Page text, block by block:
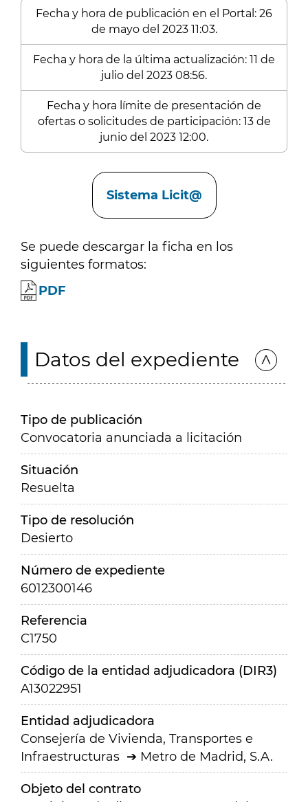
Fecha y hora de publicación en el Portal: 26
de mayo del 2023 11:03.
Fecha y hora de la última actualización: 11 de
julio del 2023 08:56.
Fecha y hora límite de presentación de
ofertas o solicitudes de participación: 13 de
junio del 2023 12:00.
Sistema Licit@
Se puede descargar la ficha en los
siguientes formatos:
PDF
Datos del expediente
Tipo de publicación
Convocatoria anunciada a licitación
Situación
Resuelta
Tipo de resolución
Desierto
Número de expediente
6012300146
Referencia
C1750
Código de la entidad adjudicadora (DIR3)
A13022951
Entidad adjudicadora
Consejería de Vivienda, Transportes e
Infraestructuras
Metro de Madrid, S.A.
Objeto del contrato